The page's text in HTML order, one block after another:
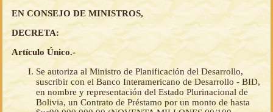
EN CONSEJO DE MINISTROS,
DECRETA:
Artículo Único.-
Se autoriza al Ministro de Planificación del Desarrollo,
suscribir con el Banco Interamericano de Desarrollo - BID,
en nombre y representación del Estado Plurinacional de
Bolivia, un Contrato de Préstamo por un monto de hasta